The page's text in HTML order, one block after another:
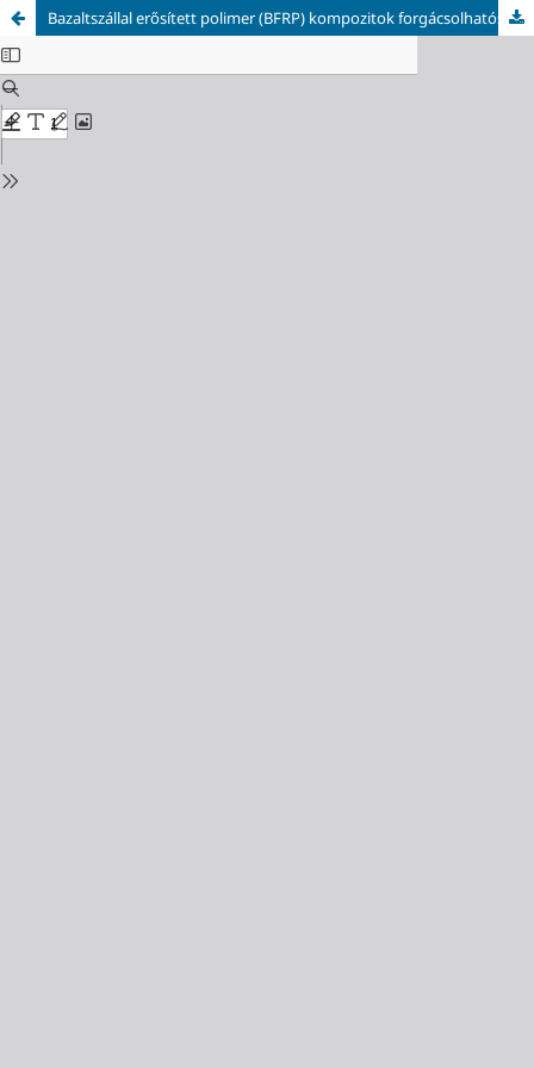
Bazaltszállal erősített polimer (BFRP) kompozitok forgácsolhatósági vizsgálata fúrási kísérletekkel